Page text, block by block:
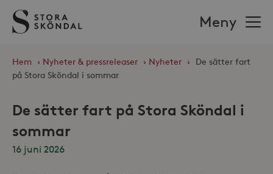
Stora
Sköndal
Meny
Hem › Nyheter & pressreleaser › Nyheter ›
De sätter fart
på Stora Sköndal i sommar
De sätter fart på Stora Sköndal i
sommar
16 juni 2026